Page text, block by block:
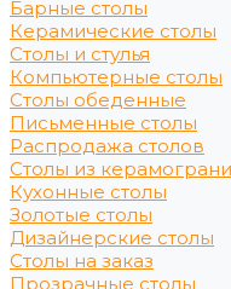
Барные столы
Керамические столы
Столы и стулья
Компьютерные столы
Столы обеденные
Письменные столы
Распродажа столов
Столы из
Кухонные столы
Золотые столы
Дизайнерские столы
Столы на заказ
Прозрачные столы